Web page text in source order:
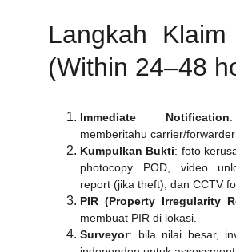
Langkah
(Within 24–48
Immediate Notification
memberitahu carrier/
Kumpulkan Bukti: foto
photocopy POD, video
report (jika theft), dan CCTV
PIR (Property Irregularity
membuat PIR di lokasi.
Surveyor: bila nilai besar,